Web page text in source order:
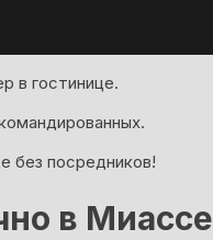
в гостинице.
без посредников!
в Миассе